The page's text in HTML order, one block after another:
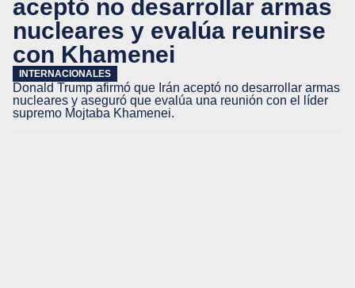
aceptó no desarrollar armas
nucleares y evalúa reunirse
con Khamenei
INTERNACIONALES
Donald Trump afirmó que Irán aceptó no desarrollar armas
nucleares y aseguró que evalúa una reunión con el líder
supremo Mojtaba Khamenei.